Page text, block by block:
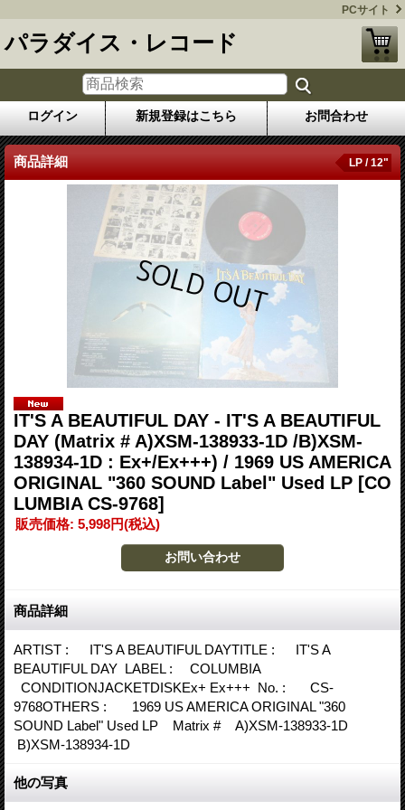
PCサイト
パラダイス・レコード
ログイン 新規登録はこちら お問合わせ
商品詳細 LP / 12"
IT'S A BEAUTIFUL DAY - IT'S A BEAUTIFUL
DAY (Matrix # A)XSM-138933-1D /B)XSM-
138934-1D : Ex+/Ex+++) / 1969 US AMERICA
ORIGINAL "360 SOUND Label" Used LP [CO
LUMBIA CS-9768]
販売価格: 5,998円(税込)
商品詳細
ARTIST : IT'S A BEAUTIFUL DAYTITLE : IT'S A
BEAUTIFUL DAY LABEL : COLUMBIA
CONDITIONJACKETDISKEx+ Ex+++ No. : CS-
9768OTHERS : 1969 US AMERICA ORIGINAL "360
SOUND Label" Used LP Matrix # A)XSM-138933-1D
B)XSM-138934-1D
他の写真